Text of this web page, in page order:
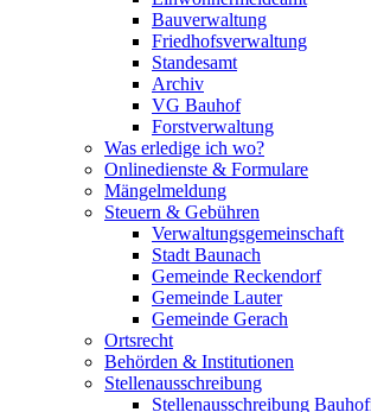
Bauverwaltung
Friedhofsverwaltung
Standesamt
Archiv
VG Bauhof
Forstverwaltung
Was erledige ich wo?
Onlinedienste & Formulare
Mängelmeldung
Steuern & Gebühren
Verwaltungsgemeinschaft
Stadt Baunach
Gemeinde Reckendorf
Gemeinde Lauter
Gemeinde Gerach
Ortsrecht
Behörden & Institutionen
Stellenausschreibung
Stellenausschreibung